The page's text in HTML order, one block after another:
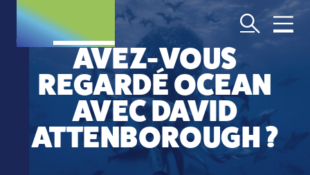
AVEZ-VOUS
REGARDÉ OCEAN
AVEC DAVID
ATTENBOROUGH ?